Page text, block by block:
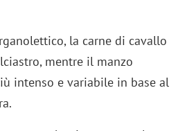
la carne di cavallo
mentre il manzo
intenso e variabile in base al